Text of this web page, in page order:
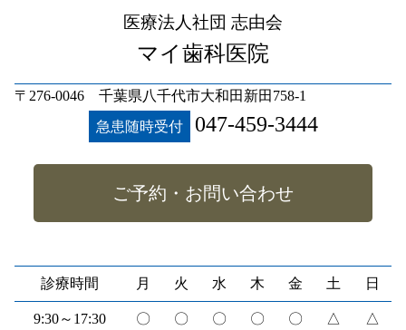
医療法人社団 志由会
マイ歯科医院
〒276-0046 千葉県八千代市大和田新田758-1
急患随時受付
047-459-3444
ご予約・お問い合わせ
診療時間 月 火 水 木 金 土 日
9:30～17:30 〇 〇 〇 〇 〇 △ △